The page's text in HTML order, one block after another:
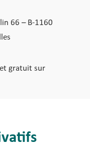
66 – B-1160
gratuit sur